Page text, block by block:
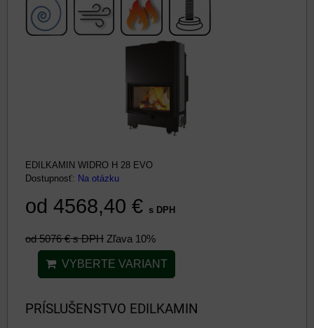
EDILKAMIN WIDRO H 28 EVO
Dostupnosť: Na otázku
od 4568,40 € s DPH
od 5076 €s DPH Zľava 10%
VYBERTE VARIANT
PRÍSLUŠENSTVO EDILKAMIN